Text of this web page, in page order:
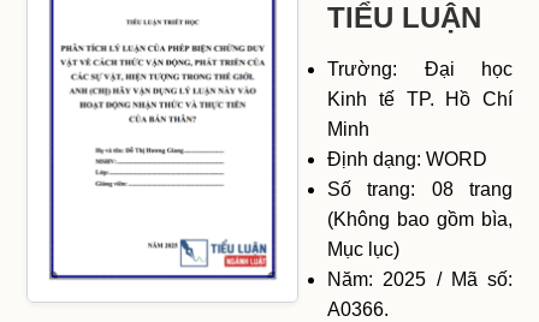
TIỂU LUẬN
Trường: Đại học
Kinh tế TP. Hồ Chí
Minh
Định dạng: WORD
Số trang: 08 trang
(Không bao gồm bìa,
Mục lục)
Năm: 2025 / Mã số:
A0366.